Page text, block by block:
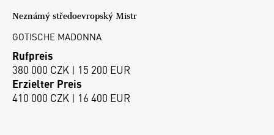
Neznámý středoevropský Mistr
GOTISCHE MADONNA
Rufpreis
380 000 CZK | 15 200 EUR
Erzielter Preis
410 000 CZK | 16 400 EUR